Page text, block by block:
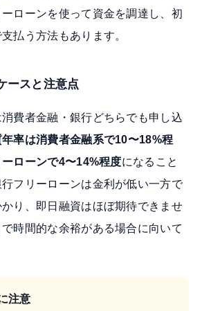
ローンを使って資金を調達し、初
払う方法もあります。
ースと注意点
費者金融・銀行どちらでも申し込
年率は消費者金融系で10〜18%程
ローンで4〜14%程度になること
フリーローンは金利が低い一方で
り、即日融資はほぼ期待できませ
時間的な余裕がある場合に向いて
注意